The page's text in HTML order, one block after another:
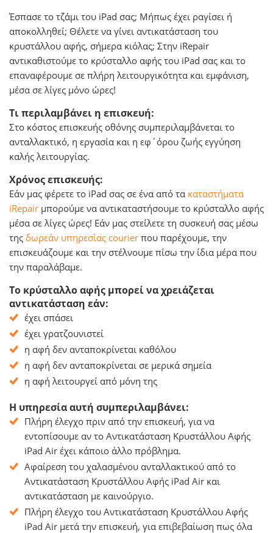
Έσπασε το τζάμι του iPad σας; Μήπως έχει ραγίσει ή
αποκολληθεί; Θέλετε να γίνει αντικατάσταση του
κρυστάλλου αφής, σήμερα κιόλας; Στην iRepair
αντικαθιστούμε το κρύσταλλο αφής του iPad σας και το
επαναφέρουμε σε πλήρη λειτουργικότητα και εμφάνιση,
μέσα σε λίγες μόνο ώρες!
Τι περιλαμβάνει η επισκευή:
Στο κόστος επισκευής οθόνης συμπεριλαμβάνεται το
ανταλλακτικό, η εργασία και η εφ΄όρου ζωής εγγύηση
καλής λειτουργίας.
Χρόνος επισκευής:
Εάν μας φέρετε το iPad σας σε ένα από τα καταστήματα
iRepair μπορούμε να αντικαταστήσουμε το κρύσταλλο αφής
μέσα σε λίγες ώρες! Εάν μας στείλετε τη συσκευή σας μέσω
της δωρεάν υπηρεσίας courier που παρέχουμε, την
επισκευάζουμε και την στέλνουμε πίσω την ίδια μέρα που
την παραλάβαμε.
Το κρύσταλλο αφής μπορεί να χρειάζεται
αντικατάσταση εάν:
έχει σπάσει
έχει γρατζουνιστεί
η αφή δεν ανταποκρίνεται καθόλου
η αφή δεν ανταποκρίνεται σε μερικά σημεία
η αφή λειτουργεί από μόνη της
Η υπηρεσία αυτή συμπεριλαμβάνει:
Πλήρη έλεγχο πριν από την επισκευή, για να
εντοπίσουμε αν το Αντικατάσταση Κρυστάλλου Αφής
iPad Air έχει κάποιο άλλο πρόβλημα.
Αφαίρεση του χαλασμένου ανταλλακτικού από το
Αντικατάσταση Κρυστάλλου Αφής iPad Air και
αντικατάσταση με καινούργιο.
Πλήρη έλεγχο του Αντικατάσταση Κρυστάλλου Αφής
iPad Air μετά την επισκευή, για επιβεβαίωση πως όλα